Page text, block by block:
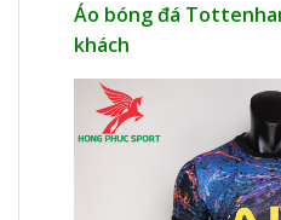
Áo bóng đá
khách